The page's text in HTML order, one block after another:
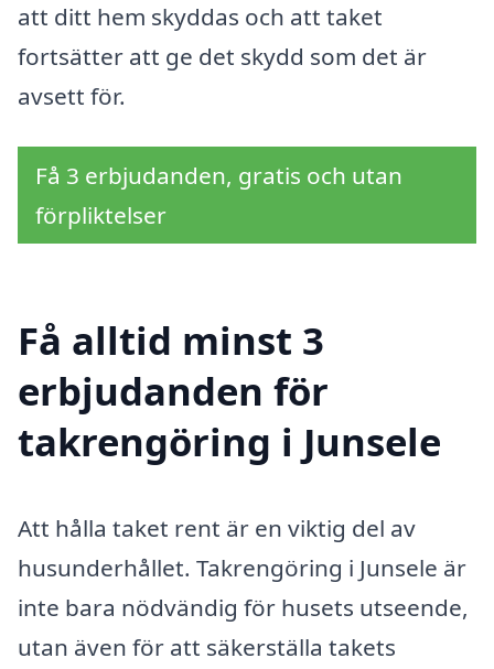
att ditt hem skyddas och att taket
fortsätter att ge det skydd som det är
avsett för.
Få 3 erbjudanden, gratis och utan
förpliktelser
Få alltid minst 3
erbjudanden för
takrengöring i Junsele
Att hålla taket rent är en viktig del av
husunderhållet. Takrengöring i Junsele är
inte bara nödvändig för husets utseende,
utan även för att säkerställa takets